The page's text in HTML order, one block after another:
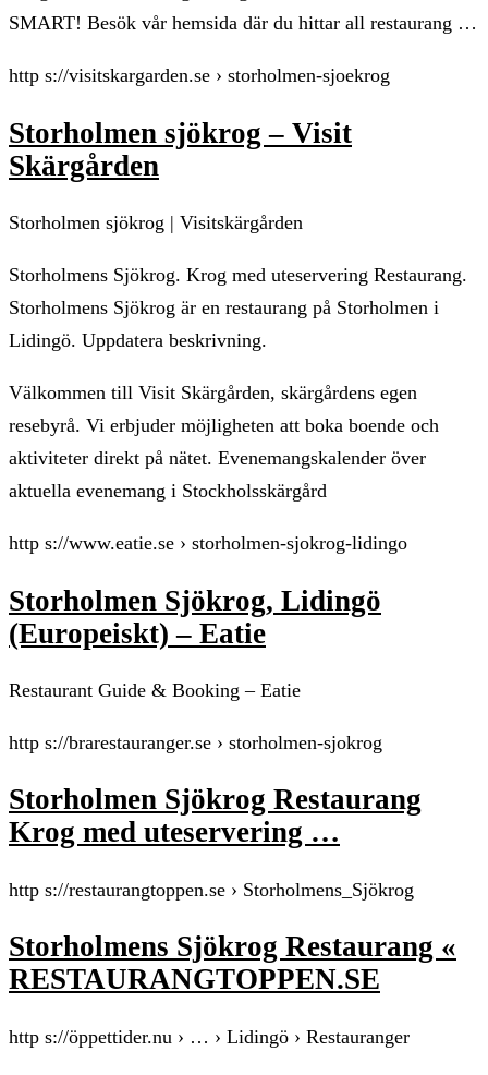
SMART! Besök vår hemsida där du hittar all restaurang …
http s://visitskargarden.se › storholmen-sjoekrog
Storholmen sjökrog – Visit
Skärgården
Storholmen sjökrog | Visitskärgården
Storholmens Sjökrog. Krog med uteservering Restaurang.
Storholmens Sjökrog är en restaurang på Storholmen i
Lidingö. Uppdatera beskrivning.
Välkommen till Visit Skärgården, skärgårdens egen
resebyrå. Vi erbjuder möjligheten att boka boende och
aktiviteter direkt på nätet. Evenemangskalender över
aktuella evenemang i Stockholsskärgård
http s://www.eatie.se › storholmen-sjokrog-lidingo
Storholmen Sjökrog, Lidingö
(Europeiskt) – Eatie
Restaurant Guide & Booking – Eatie
http s://brarestauranger.se › storholmen-sjokrog
Storholmen Sjökrog Restaurang
Krog med uteservering …
http s://restaurangtoppen.se › Storholmens_Sjökrog
Storholmens Sjökrog Restaurang «
RESTAURANGTOPPEN.SE
http s://öppettider.nu › … › Lidingö › Restauranger